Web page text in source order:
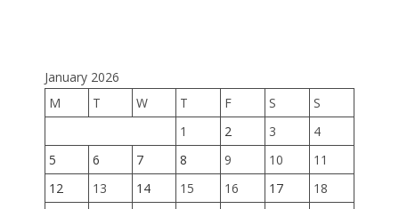
January 2026
M
T W T F S
S
1
2 3
4
5
6 7 8 9 10
11
12
13 14 15 16 17
18